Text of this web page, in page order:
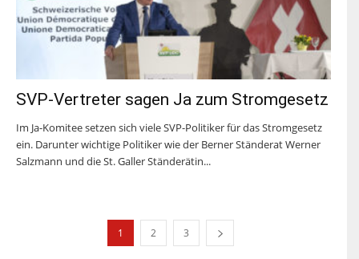
SVP-Vertreter sagen Ja zum Stromgesetz
Im Ja-Komitee setzen sich viele SVP-Politiker für das Stromgesetz
ein. Darunter wichtige Politiker wie der Berner Ständerat Werner
Salzmann und die St. Galler Ständerätin...
1 2 3